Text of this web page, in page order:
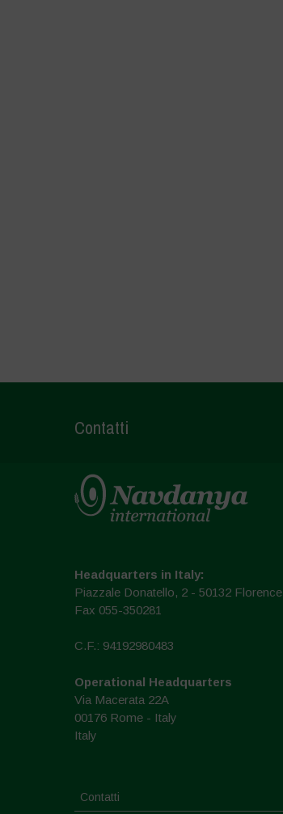
Contatti
Headquarters in Italy:
Piazzale Donatello, 2 - 50132 Florence
Fax 055-350281
C.F.: 94192980483
Operational Headquarters
Via Macerata 22A
00176 Rome - Italy
Italy
Contatti